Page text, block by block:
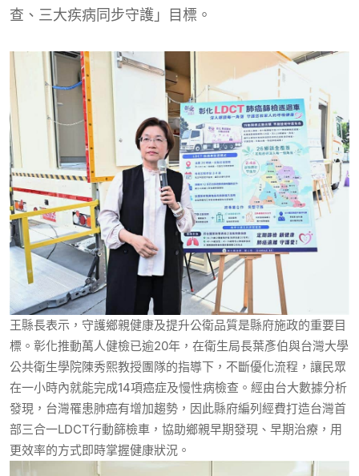
查、三大疾病同步守護」目標。
王縣長表示，守護鄉親健康及提升公衛品質是縣府施政的重要目
標。彰化推動萬人健檢已逾20年，在衛生局長葉彥伯與台灣大學
公共衛生學院陳秀熙教授團隊的指導下，不斷優化流程，讓民眾
在一小時內就能完成14項癌症及慢性病檢查。經由台大數據分析
發現，台灣罹患肺癌有增加趨勢，因此縣府編列經費打造台灣首
部三合一LDCT行動篩檢車，協助鄉親早期發現、早期治療，用
更效率的方式即時掌握健康狀況。